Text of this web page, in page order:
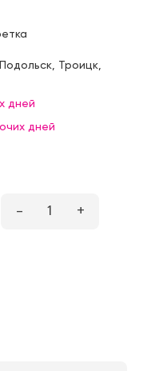
Подольск Троицк
дней
дней
– 1 +